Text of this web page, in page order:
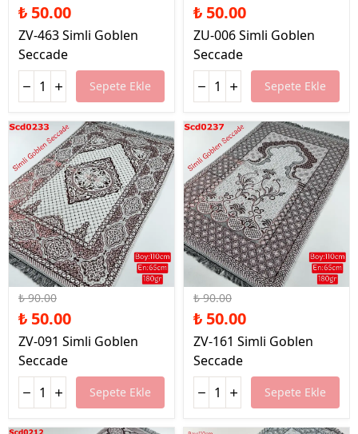
₺ 50.00
ZV-463 Simli Goblen
Seccade
Sepete Ekle
₺ 50.00
ZU-006 Simli Goblen
Seccade
Sepete Ekle
%44 İndirim
₺ 90.00
₺ 50.00
ZV-091 Simli Goblen
Seccade
Sepete Ekle
%44 İndirim
₺ 90.00
₺ 50.00
ZV-161 Simli Goblen
Seccade
Sepete Ekle